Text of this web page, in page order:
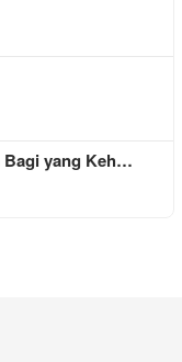
Bagi yang Keh…